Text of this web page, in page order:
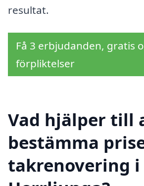
resultat.
Få 3 erbjudanden, gratis
förpliktelser
Vad hjälper till
bestämma
takrenovering i